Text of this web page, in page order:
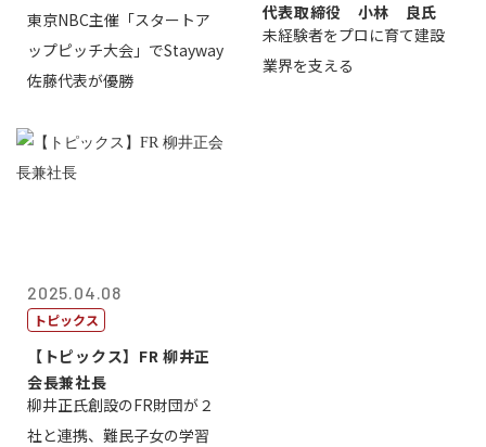
東京NBC主催「スタートア
ップピッチ大会」でStayway
佐藤代表が優勝
代表取締役 小林 良氏
未経験者をプロに育て建設
業界を支える
2025.04.08
トピックス
【トピックス】FR 柳井正
会長兼社長
柳井正氏創設のFR財団が２
社と連携、難民子女の学習